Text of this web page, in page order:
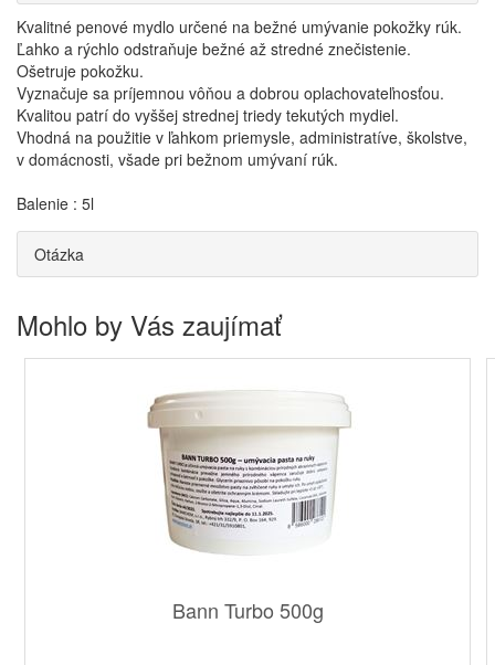
Kvalitné penové mydlo určené na bežné umývanie pokožky rúk.
Ľahko a rýchlo odstraňuje bežné až stredné znečistenie.
Ošetruje pokožku.
Vyznačuje sa príjemnou vôňou a dobrou oplachovateľnosťou.
Kvalitou patrí do vyššej strednej triedy tekutých mydiel.
Vhodná na použitie v ľahkom priemysle, administratíve, školstve,
v domácnosti, všade pri bežnom umývaní rúk.
Balenie : 5l
Otázka
Mohlo by Vás zaujímať
Bann Turbo 500g